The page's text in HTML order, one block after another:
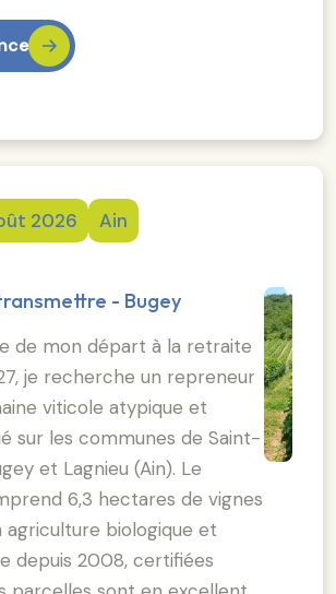
2026 Ain
- Bugey
de mon départ à la retraite
je recherche un repreneur
viticole atypique et
sur les communes de Saint-
et Lagnieu (Ain). Le
6,3 hectares de vignes
agriculture biologique et
depuis 2008, certifiées